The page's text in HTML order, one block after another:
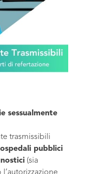
sessualmente
trasmissibili
ospedali pubblici
(sia